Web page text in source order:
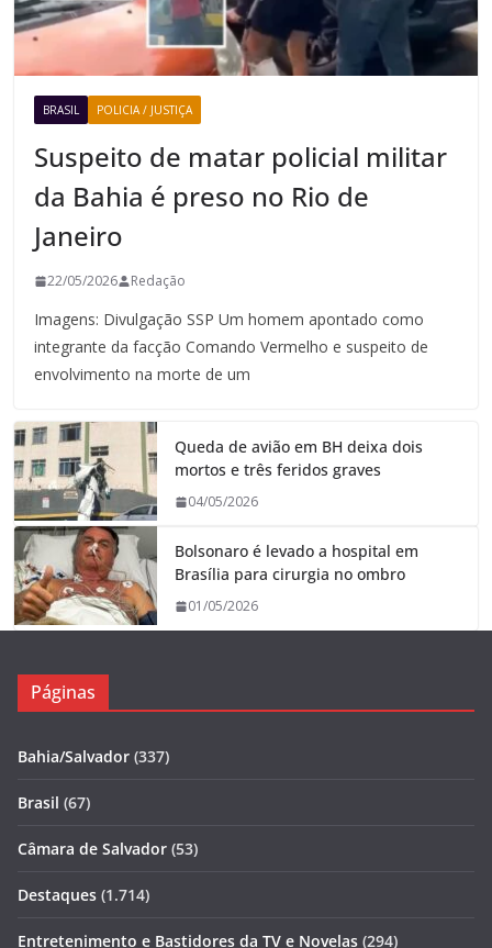
BRASIL POLICIA / JUSTIÇA
Suspeito de matar policial militar
da Bahia é preso no Rio de
Janeiro
22/05/2026 Redação
Imagens: Divulgação SSP Um homem apontado como
integrante da facção Comando Vermelho e suspeito de
envolvimento na morte de um
Queda de avião em BH deixa dois
mortos e três feridos graves
04/05/2026
Bolsonaro é levado a hospital em
Brasília para cirurgia no ombro
01/05/2026
Páginas
Bahia/Salvador (337)
Brasil (67)
Câmara de Salvador (53)
Destaques (1.714)
Entretenimento e Bastidores da TV e Novelas (294)